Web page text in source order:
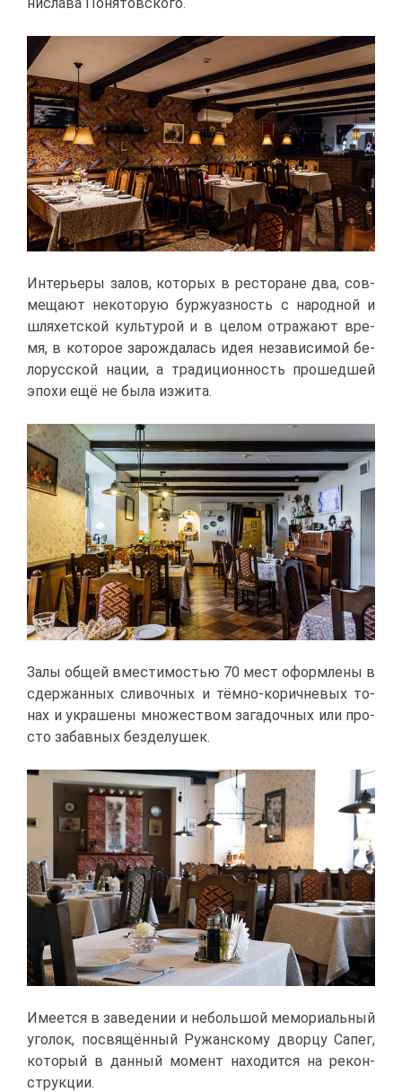
Ин­те­рье­ры за­лов, ко­то­рых в ре­сто­ране два, сов­
ме­ща­ют неко­то­рую бур­жу­аз­ность с на­род­ной и
шля­хет­ской куль­ту­рой и в це­лом от­ра­жа­ют вре­
мя, в ко­то­рое за­рож­да­лась идея неза­ви­си­мой бе­
ло­рус­ской на­ции, а тра­ди­ци­он­ность про­шед­шей
эпо­хи ещё не бы­ла из­жи­та.
За­лы об­щей вме­сти­мо­стью 70 мест оформ­ле­ны в
сдер­жан­ных сли­воч­ных и тём­но-ко­рич­не­вых то­
нах и укра­ше­ны мно­же­ством за­га­доч­ных или про­
сто за­бав­ных без­де­лу­шек.
Име­ет­ся в за­ве­де­нии и неболь­шой ме­мо­ри­аль­ный
уго­лок, по­свя­щён­ный Ру­жан­ско­му двор­цу Са­пег,
ко­то­рый в дан­ный мо­мент на­хо­дит­ся на ре­кон­
струк­ции.